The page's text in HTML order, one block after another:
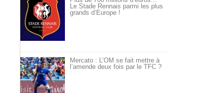
Le Stade Rennais parmi les plus
grands d’Europe !
Mercato : L’OM se fait mettre à
l’amende deux fois par le TFC ?